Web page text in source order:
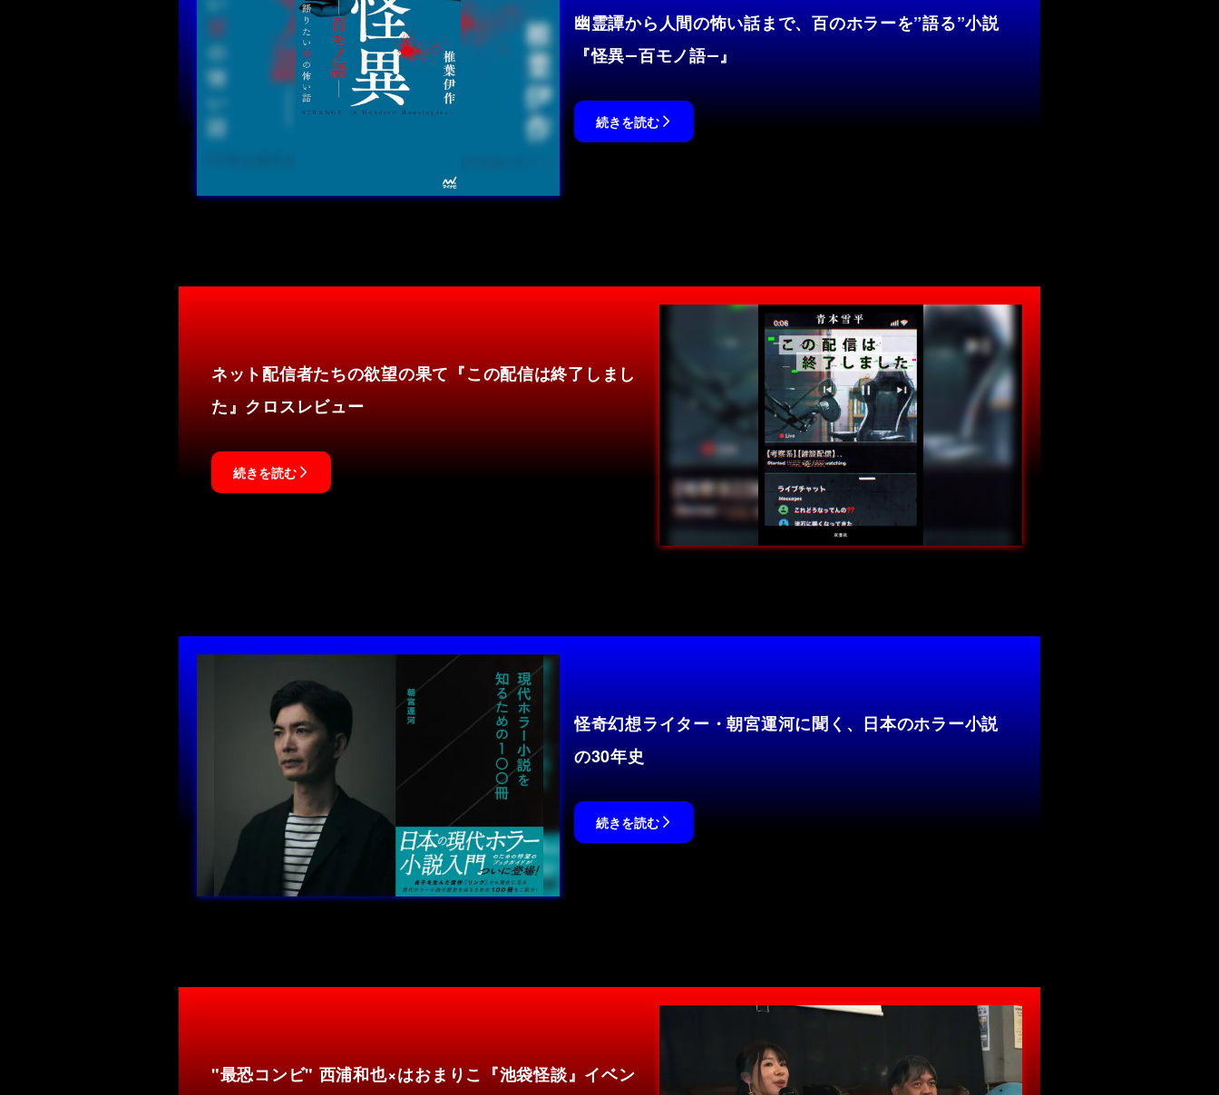
幽霊譚から人間の怖い話まで、百のホラーを”語る”小説
『怪異―百モノ語―』
続きを読む
ネット配信者たちの欲望の果て『この配信は終了しまし
た』クロスレビュー
続きを読む
怪奇幻想ライター・朝宮運河に聞く、日本のホラー小説
の30年史
続きを読む
"最恐コンビ" 西浦和也×はおまりこ『池袋怪談』イベン